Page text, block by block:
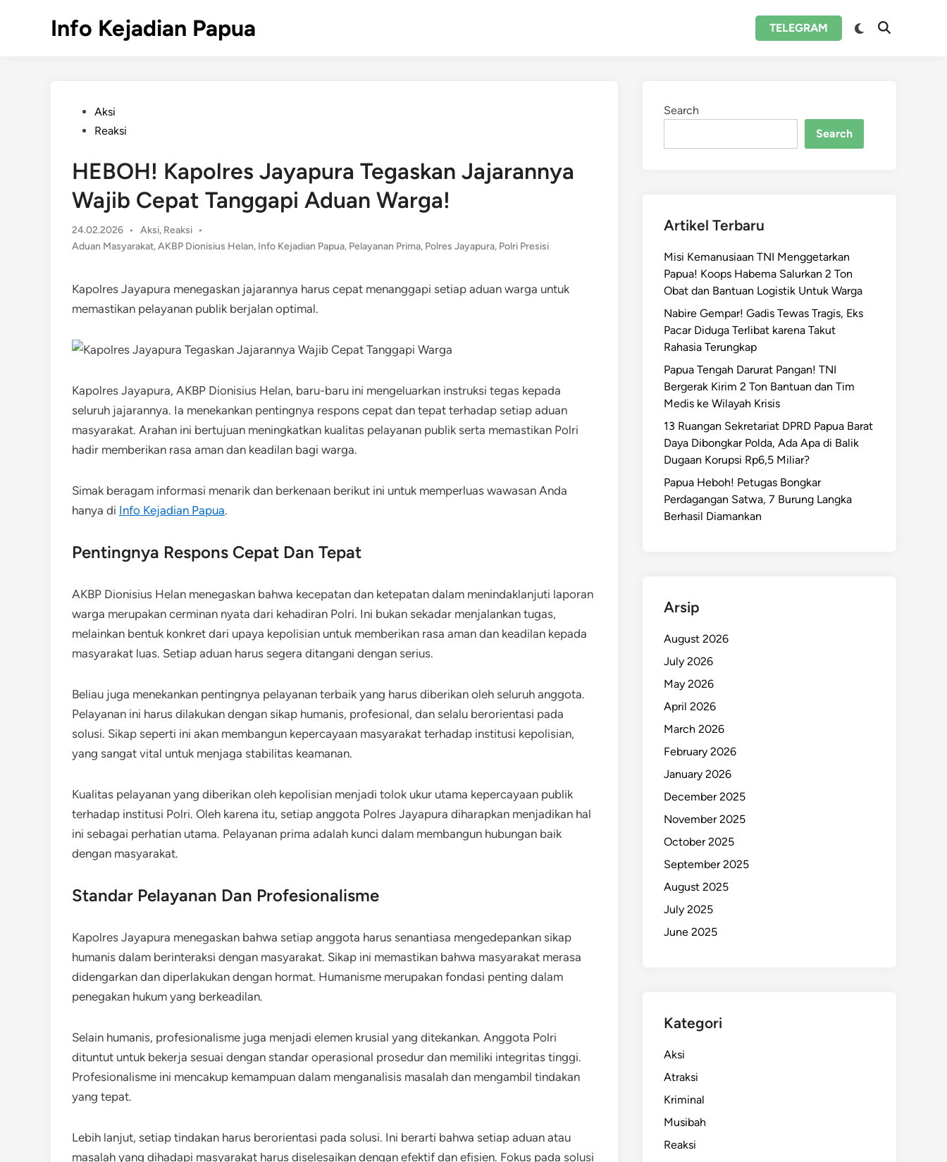
Info Kejadian Papua TELEGRAM
Switch
Open
PostedAksi
Reaksi
HEBOH! Kapolres Jayapura Tegaskan Jajarannya
Wajib Cepat Tanggapi Aduan Warga!
24.02.2026 •
Posted
in
Aksi, Reaksi
•
Aduan Masyarakat,AKBP Dionisius Helan, Info Kejadian Papua, Pelayanan Prima, Polres Jayapura, Polri Presisi
Kapolres Jayapura menegaskan jajarannya harus cepat menanggapi setiap aduan warga untuk
memastikan pelayanan publik berjalan optimal.
Kapolres Jayapura, AKBP Dionisius Helan, baru-baru ini mengeluarkan instruksi tegas kepada
seluruh jajarannya. Ia menekankan pentingnya respons cepat dan tepat terhadap setiap aduan
masyarakat. Arahan ini bertujuan meningkatkan kualitas pelayanan publik serta memastikan Polri
hadir memberikan rasa aman dan keadilan bagi warga.
Simak beragam informasi menarik dan berkenaan berikut ini untuk memperluas wawasan Anda
hanya di Info Kejadian Papua.
Pentingnya Respons Cepat Dan Tepat
AKBP Dionisius Helan menegaskan bahwa kecepatan dan ketepatan dalam menindaklanjuti laporan
warga merupakan cerminan nyata dari kehadiran Polri. Ini bukan sekadar menjalankan tugas,
melainkan bentuk konkret dari upaya kepolisian untuk memberikan rasa aman dan keadilan kepada
masyarakat luas. Setiap aduan harus segera ditangani dengan serius.
Beliau juga menekankan pentingnya pelayanan terbaik yang harus diberikan oleh seluruh anggota.
Pelayanan ini harus dilakukan dengan sikap humanis, profesional, dan selalu berorientasi pada
solusi. Sikap seperti ini akan membangun kepercayaan masyarakat terhadap institusi kepolisian,
yang sangat vital untuk menjaga stabilitas keamanan.
Kualitas pelayanan yang diberikan oleh kepolisian menjadi tolok ukur utama kepercayaan publik
terhadap institusi Polri. Oleh karena itu, setiap anggota Polres Jayapura diharapkan menjadikan hal
ini sebagai perhatian utama. Pelayanan prima adalah kunci dalam membangun hubungan baik
dengan masyarakat.
Standar Pelayanan Dan Profesionalisme
Kapolres Jayapura menegaskan bahwa setiap anggota harus senantiasa mengedepankan sikap
humanis dalam berinteraksi dengan masyarakat. Sikap ini memastikan bahwa masyarakat merasa
didengarkan dan diperlakukan dengan hormat. Humanisme merupakan fondasi penting dalam
penegakan hukum yang berkeadilan.
Selain humanis, profesionalisme juga menjadi elemen krusial yang ditekankan. Anggota Polri
dituntut untuk bekerja sesuai dengan standar operasional prosedur dan memiliki integritas tinggi.
Profesionalisme ini mencakup kemampuan dalam menganalisis masalah dan mengambil tindakan
yang tepat.
Lebih lanjut, setiap tindakan harus berorientasi pada solusi. Ini berarti bahwa setiap aduan atau
masalah yang dihadapi masyarakat harus diselesaikan dengan efektif dan efisien. Fokus pada solusi
Search
Search
Artikel Terbaru
Misi Kemanusiaan TNI Menggetarkan
Papua! Koops Habema Salurkan 2 Ton
Obat dan Bantuan Logistik Untuk Warga
Nabire Gempar! Gadis Tewas Tragis, Eks
Pacar Diduga Terlibat karena Takut
Rahasia Terungkap
Papua Tengah Darurat Pangan! TNI
Bergerak Kirim 2 Ton Bantuan dan Tim
Medis ke Wilayah Krisis
13 Ruangan Sekretariat DPRD Papua Barat
Daya Dibongkar Polda, Ada Apa di Balik
Dugaan Korupsi Rp6,5 Miliar?
Papua Heboh! Petugas Bongkar
Perdagangan Satwa, 7 Burung Langka
Berhasil Diamankan
Arsip
August 2026
July 2026
May 2026
April 2026
March 2026
February 2026
January 2026
December 2025
November 2025
October 2025
September 2025
August 2025
July 2025
June 2025
Kategori
Aksi
Atraksi
Kriminal
Musibah
Reaksi